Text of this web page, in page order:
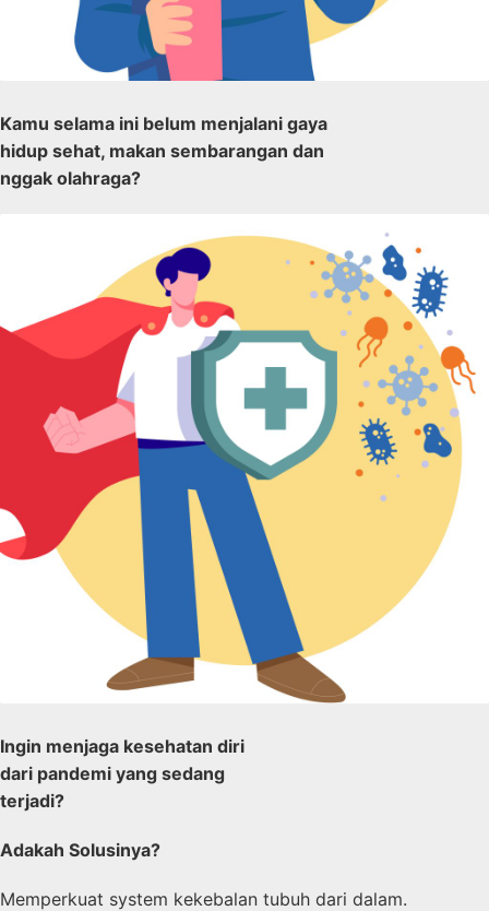
Kamu selama ini belum menjalani gaya
hidup sehat, makan sembarangan dan
nggak olahraga?
Ingin menjaga kesehatan diri
dari pandemi yang sedang
terjadi?
Adakah Solusinya?
Memperkuat system kekebalan tubuh dari dalam.